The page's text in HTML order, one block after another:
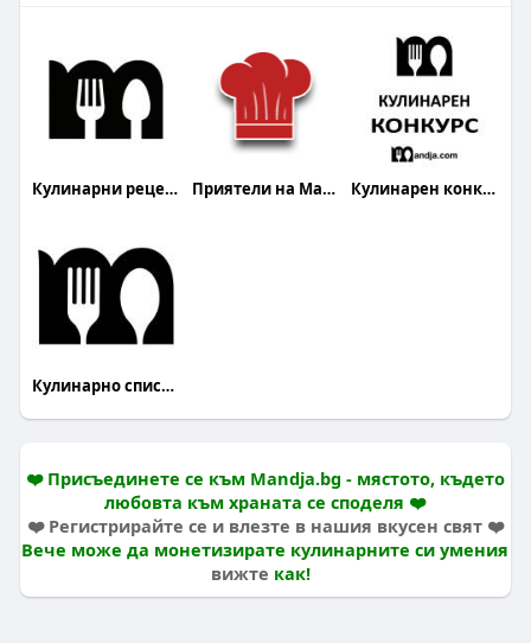
Кулинарни рецепти Приятели на Mandja.bg Кулинарен конкурс
Кулинарно списание Mandja
❤️ Присъединете се към Mandja.bg - мястото, където
любовта към храната се споделя ❤️
❤️ Регистрирайте се и влезте в нашия вкусен свят ❤️
Вече може да монетизирате кулинарните си умения
вижте как!